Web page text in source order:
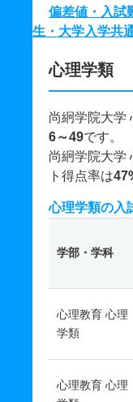
偏差値・入試
生・大学入学共
心理学類
尚絅学院大学
6～49です。
尚絅学院大学
ト得点率は
心理学類の入
学部・学科
心理教育 心理
学類
心理教育 心理